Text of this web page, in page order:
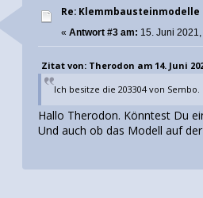
Re:
«Antwort #3 am: 15. Juni
Zitat von: Therodon am 14. Juni
Ich besitze die 203304 von
Hallo Therodon. Könntest Du
Und auch ob das Modell auf